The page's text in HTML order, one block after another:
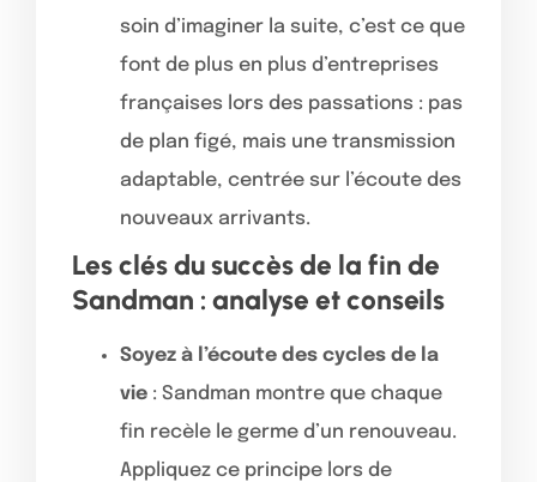
soin d’imaginer la suite, c’est ce que
font de plus en plus d’entreprises
françaises lors des passations : pas
de plan figé, mais une transmission
adaptable, centrée sur l’écoute des
nouveaux arrivants.
Les clés du succès de la fin de
Sandman : analyse et conseils
Soyez à l’écoute des cycles de la
vie : Sandman montre que chaque
fin recèle le germe d’un renouveau.
Appliquez ce principe lors de